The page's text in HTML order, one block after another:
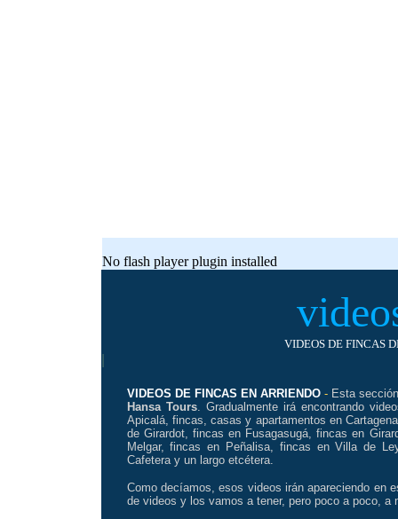
No flash player plugin installed
VIDEOS DE FINCAS
VIDEOS DE FINCAS EN ARRIENDO - Esta
Hansa Tours. Gradualmente irá encontrando
Apicalá, fincas, casas y apartamentos en
de Girardot, fincas en Fusagasugá, fincas en
Melgar, fincas en Peñalisa, fincas en Villa de
Cafetera y un largo etcétera.
Como decíamos, esos videos irán apareciendo en
de videos y los vamos a tener, pero poco a poco, a